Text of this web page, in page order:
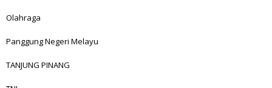
Olahraga
Panggung Negeri Melayu
TANJUNG PINANG